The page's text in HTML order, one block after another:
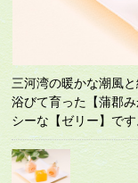
三河湾の暖かな潮風
浴びて育った【蒲郡
シーな【ゼリー】です